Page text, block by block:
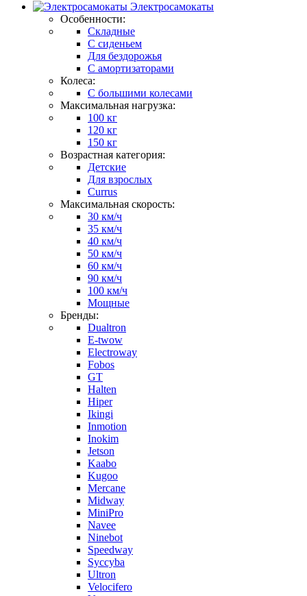
Электросамокаты
Особенности:
Складные
C сиденьем
Для бездорожья
С амортизаторами
Колеса:
С большими колесами
Максимальная нагрузка:
100 кг
120 кг
150 кг
Возрастная категория:
Детские
Для взрослых
Currus
Максимальная скорость:
30 км/ч
35 км/ч
40 км/ч
50 км/ч
60 км/ч
90 км/ч
100 км/ч
Мощные
Бренды:
Dualtron
E-twow
Electroway
Fobos
GT
Halten
Hiper
Ikingi
Inmotion
Inokim
Jetson
Kaabo
Kugoo
Mercane
Midway
MiniPro
Navee
Ninebot
Speedway
Syccyba
Ultron
Velocifero